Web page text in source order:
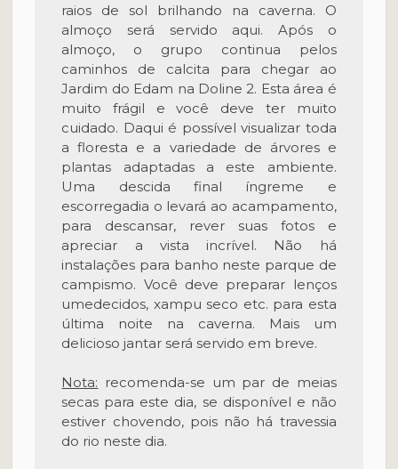
raios de sol brilhando na caverna. O
almoço será servido aqui. Após o
almoço, o grupo continua pelos
caminhos de calcita para chegar ao
Jardim do Edam na Doline 2. Esta área é
muito frágil e você deve ter muito
cuidado. Daqui é possível visualizar toda
a floresta e a variedade de árvores e
plantas adaptadas a este ambiente.
Uma descida final íngreme e
escorregadia o levará ao acampamento,
para descansar, rever suas fotos e
apreciar a vista incrível. Não há
instalações para banho neste parque de
campismo. Você deve preparar lenços
umedecidos, xampu seco etc. para esta
última noite na caverna. Mais um
delicioso jantar será servido em breve.
Nota: recomenda-se um par de meias
secas para este dia, se disponível e não
estiver chovendo, pois não há travessia
do rio neste dia.